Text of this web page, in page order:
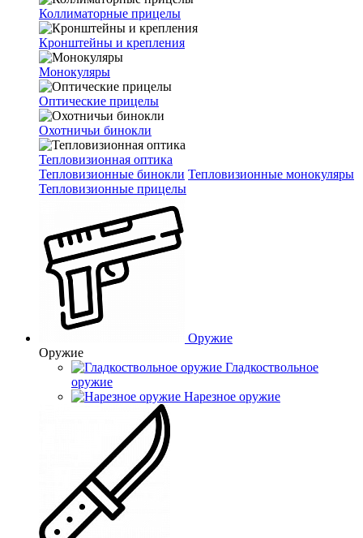
Коллиматорные прицелы
Кронштейны и крепления
Монокуляры
Оптические прицелы
Охотничьи бинокли
Тепловизионная оптика
Тепловизионные бинокли Тепловизионные монокуляры
Тепловизионные прицелы
Оружие
Оружие
Гладкоствольное
оружие
Нарезное оружие